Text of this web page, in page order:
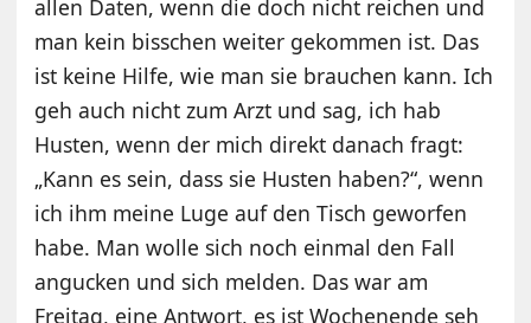
allen Daten, wenn die doch nicht reichen und
man kein bisschen weiter gekommen ist. Das
ist keine Hilfe, wie man sie brauchen kann. Ich
geh auch nicht zum Arzt und sag, ich hab
Husten, wenn der mich direkt danach fragt:
„Kann es sein, dass sie Husten haben?“, wenn
ich ihm meine Luge auf den Tisch geworfen
habe. Man wolle sich noch einmal den Fall
angucken und sich melden. Das war am
Freitag, eine Antwort, es ist Wochenende seh